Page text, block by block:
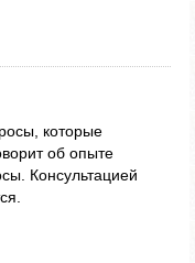
которые
об опыте
Консультацией